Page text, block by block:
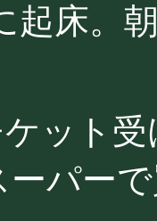
起床。
ット
ーパー